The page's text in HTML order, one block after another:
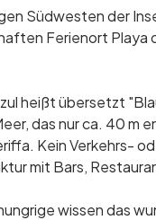
Südwesten der
Ferienort Playa
heißt übersetzt
das nur ca. 40 m
Kein Verkehrs-
mit Bars,
wissen das